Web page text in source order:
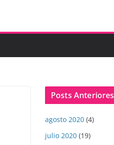
Posts Anteriores
agosto 2020 (4)
julio 2020 (19)